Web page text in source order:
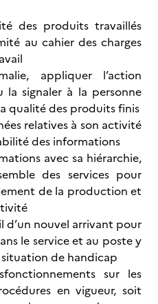
des produits travaillés
au cahier des charges
appliquer l’action
signaler à la personne
qualité des produits finis
relatives à son activité
des informations
avec sa hiérarchie,
des services pour
de la production et
d’un nouvel arrivant pour
le service et au poste y
de handicap
sur les
en vigueur, soit